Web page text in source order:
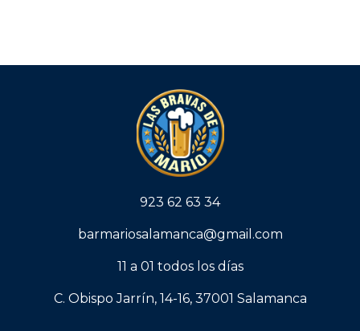
923 62 63 34
barmariosalamanca@gmail.com
11 a 01 todos los días
C. Obispo Jarrín, 14-16, 37001 Salamanca